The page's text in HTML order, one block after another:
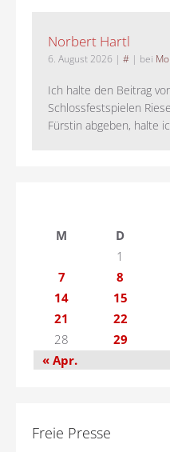
Norbert Hartl
6. August 2026 | # | bei
Ich halte den Beitrag
Schlossfestspielen
Fürstin abgeben, halte
M D
1
7
8
14
15
21
22
28
29
« Apr.
Freie Presse